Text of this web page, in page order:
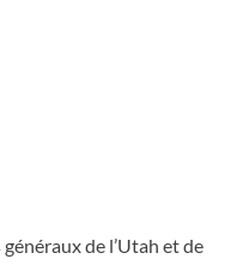
de l’Utah et de